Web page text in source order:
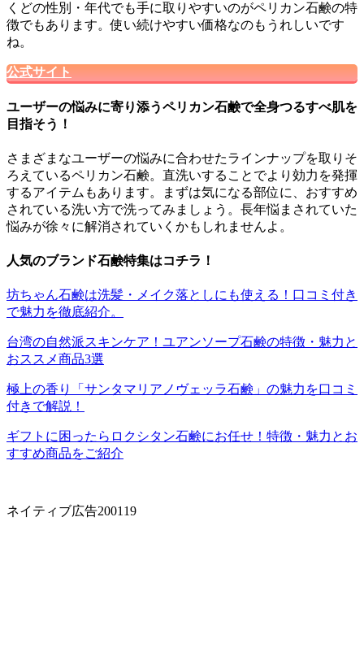
くどの性別・年代でも手に取りやすいのがペリカン石鹸の特
徴でもあります。使い続けやすい価格なのもうれしいです
ね。
公式サイト
ユーザーの悩みに寄り添うペリカン石鹸で全身つるすべ肌を
目指そう！
さまざまなユーザーの悩みに合わせたラインナップを取りそ
ろえているペリカン石鹸。直洗いすることでより効力を発揮
するアイテムもあります。まずは気になる部位に、おすすめ
されている洗い方で洗ってみましょう。長年悩まされていた
悩みが徐々に解消されていくかもしれませんよ。
人気のブランド石鹸特集はコチラ！
坊ちゃん石鹸は洗髪・メイク落としにも使える！口コミ付き
で魅力を徹底紹介。
台湾の自然派スキンケア！ユアンソープ石鹸の特徴・魅力と
おススメ商品3選
極上の香り「サンタマリアノヴェッラ石鹸」の魅力を口コミ
付きで解説！
ギフトに困ったらロクシタン石鹸にお任せ！特徴・魅力とお
すすめ商品をご紹介
ネイティブ広告200119